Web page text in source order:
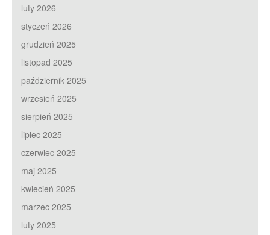
luty 2026
styczeń 2026
grudzień 2025
listopad 2025
październik 2025
wrzesień 2025
sierpień 2025
lipiec 2025
czerwiec 2025
maj 2025
kwiecień 2025
marzec 2025
luty 2025